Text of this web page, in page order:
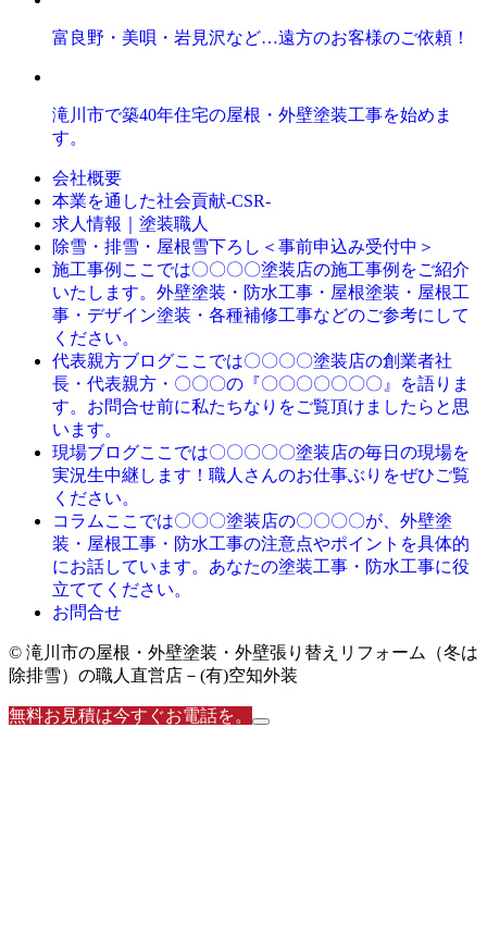
富良野・美唄・岩見沢など…遠方のお客様のご依頼！
滝川市で築40年住宅の屋根・外壁塗装工事を始めま
す。
会社概要
本業を通した社会貢献-CSR-
求人情報｜塗装職人
除雪・排雪・屋根雪下ろし＜事前申込み受付中＞
施工事例 ここでは〇〇〇〇塗装店の施工事例をご紹介
いたします。外壁塗装・防水工事・屋根塗装・屋根工
事・デザイン塗装・各種補修工事などのご参考にして
ください。
代表親方ブログここでは〇〇〇〇塗装店の創業者社
長・代表親方・〇〇〇の『〇〇〇〇〇〇〇』を語りま
す。お問合せ前に私たちなりをご覧頂けましたらと思
います。
現場ブログここでは〇〇〇〇〇塗装店の毎日の現場を
実況生中継します！職人さんのお仕事ぶりをぜひご覧
ください。
コラム ここでは〇〇〇塗装店の〇〇〇〇が、外壁塗
装・屋根工事・防水工事の注意点やポイントを具体的
にお話しています。あなたの塗装工事・防水工事に役
立ててください。
お問合せ
© 滝川市の屋根・外壁塗装・外壁張り替えリフォーム（冬は
除排雪）の職人直営店－(有)空知外装
無料お見積は今すぐお電話を。